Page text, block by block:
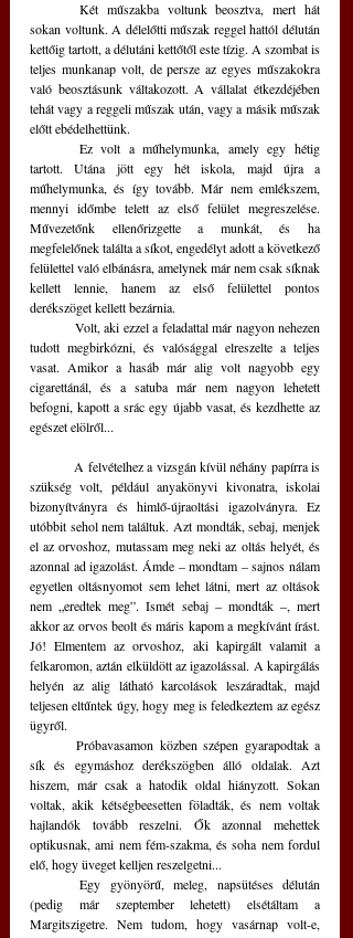
sokan voltunk. A délelőtti műszak reggel hattól délután
kettőig tartott, a délutáni kettőtől este tízig. A szombat is
teljes munkanap volt, de persze az egyes műszakokra
való beosztásunk váltakozott. A vállalat étkezdéjében
tehát vagy a reggeli műszak után, vagy a másik műszak
előtt ebédelhettünk.
tartott. Utána jött egy hét iskola, majd újra a
műhelymunka, és így tovább. Már nem emlékszem,
mennyi időmbe telett az első felület megreszelése.
Művezetőnk ellenőrizgette a munkát, és ha
megfelelőnek találta a síkot, engedélyt adott a következő
felülettel való elbánásra, amelynek már nem csak síknak
kellett lennie, hanem az első felülettel pontos
derékszöget kellett bezárnia.
tudott megbirkózni, és valósággal elreszelte a teljes
vasat. Amikor a hasáb már alig volt nagyobb egy
cigarettánál, és a satuba már nem nagyon lehetett
befogni, kapott a srác egy újabb vasat, és kezdhette az
egészet elölről...
szükség volt, például anyakönyvi kivonatra, iskolai
bizonyítványra és himlő-újraoltási igazolványra. Ez
utóbbit sehol nem találtuk. Azt mondták, sebaj, menjek
el az orvoshoz, mutassam meg neki az oltás helyét, és
azonnal ad igazolást. Ámde – mondtam – sajnos nálam
egyetlen oltásnyomot sem lehet látni, mert az oltások
nem „eredtek meg”. Ismét sebaj – mondták –, mert
akkor az orvos beolt és máris kapom a megkívánt írást.
Jó! Elmentem az orvoshoz, aki kapirgált valamit a
felkaromon, aztán elküldött az igazolással. A kapirgálás
helyén az alig látható karcolások leszáradtak, majd
teljesen eltűntek úgy, hogy meg is feledkeztem az egész
ügyről.
	Próbavasamon közben szépen gyarapodtak a
sík és egymáshoz derékszögben álló oldalak. Azt
hiszem, már csak a hatodik oldal hiányzott. Sokan
voltak, akik kétségbeesetten föladták, és nem voltak
hajlandók tovább reszelni. Ők azonnal mehettek
optikusnak, ami nem fém-szakma, és soha nem fordul
elő, hogy üveget kelljen reszelgetni...
	Egy gyönyörű, meleg, napsütéses délután
(pedig már szeptember lehetett) elsétáltam a
Margitszigetre. Nem tudom, hogy vasárnap volt-e,